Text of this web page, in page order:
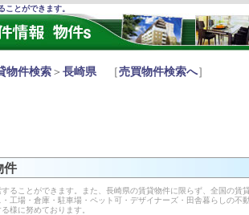
ことができます。
物件検索 ＞ 長崎県［売買物件検索へ］
件
ることができます。また、長崎県の賃貸物件に限らず、全国の
工場・倉庫・駐車場・ペット可・デザイナーズ・田舎暮らしの
様に努めております。